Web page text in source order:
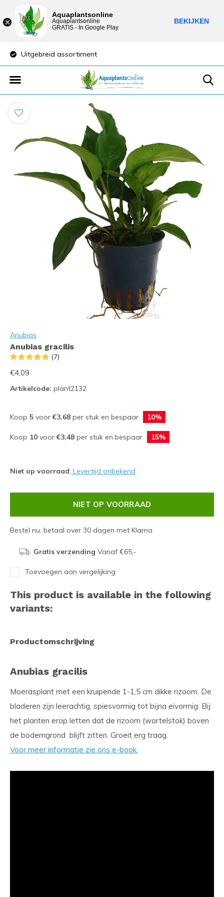
Uitgebreid assortiment
Anubias
Anubias gracilis
(7)
€4,09
Artikelcode: plant2132
Koop 5 voor€3,68 per stuk en bespaar 10%
Koop 10 voor€3,48 per stuk en bespaar 15%
Niet op voorraad: Levertijd onbekend
NIET OP VOORRAAD
Bestel nu, betaal over 30 dagen met Klarna
Gratis verzending Vanaf €65,-
Toevoegen aan vergelijking
This product is available in the following
variants:
Productomschrijving
Anubias gracilis
Moerasplant met een kruipende 1-1,5 cm dikke rizoom. De
bladeren zijn leerachtig, spiesvormig tot bijna eivormig. Bij
het planten erop letten dat de rizoom (wortelstok) boven
de bodemgrond blijft zitten. Groeit erg traag.
Voor meer informatie zie ons e-book.
Aquaplantsonline
Aquaplantsonline
GRATIS - In Google Play
BEKIJKEN